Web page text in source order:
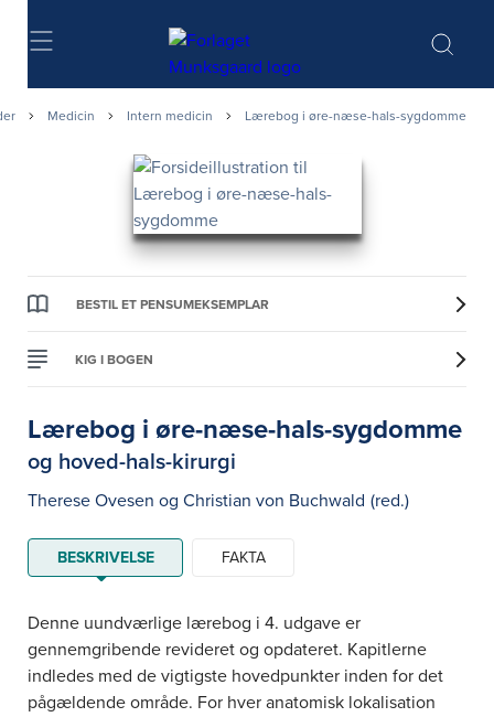
Søg
Medicin Intern medicin Lærebog i øre-næse-hals-sygdomme
BESTIL ET PENSUMEKSEMPLAR
KIG I BOGEN
Lærebog i øre-næse-hals-sygdomme
og hoved-hals-kirurgi
Therese Ovesen og Christian von Buchwald (red.)
BESKRIVELSE FAKTA
Denne uundværlige lærebog i 4. udgave er
gennemgribende revideret og opdateret. Kapitlerne
indledes med de vigtigste hovedpunkter inden for det
pågæl­dende område. For hver anatomisk lokalisation